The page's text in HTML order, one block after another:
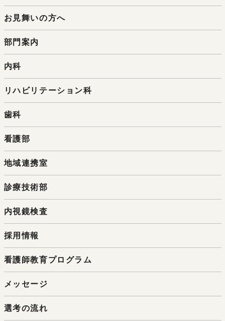
お見舞いの方へ
部門案内
内科
リハビリテーション科
歯科
看護部
地域連携室
診療技術部
内視鏡検査
採用情報
看護師教育プログラム
メッセージ
選考の流れ